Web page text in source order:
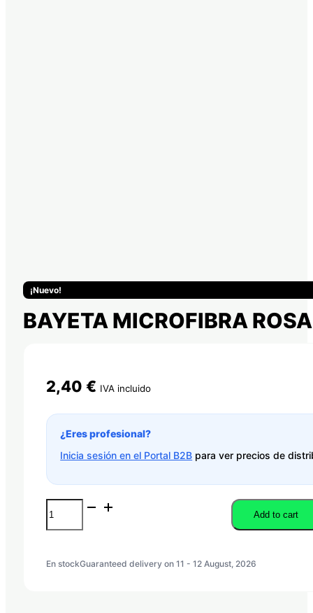
¡Nuevo!
BAYETA MICROFIBRA
2,40 € IVA incluido
¿Eres profesional?
Inicia sesión en el Portal B2B para ver precios de
BAYETA
MICROFIBRA
ROSA
quantity
Add to cart
En stockGuaranteed delivery on 11 - 12 August, 2026